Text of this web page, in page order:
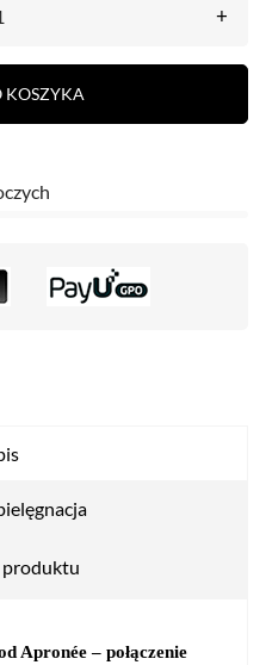
+
KOSZYKA
produktu
Apronée – połączenie